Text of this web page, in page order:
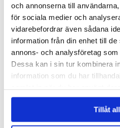
och annonserna till
för sociala medier och
vidarebefordrar även sådana
information från din enhet till
annons- och analysföretag
Dessa kan i sin tur kombinera
information som du har
Tillåt
ofta förmånligt. I vår guide listar
att tänka på för att få till ett
LÄS MER